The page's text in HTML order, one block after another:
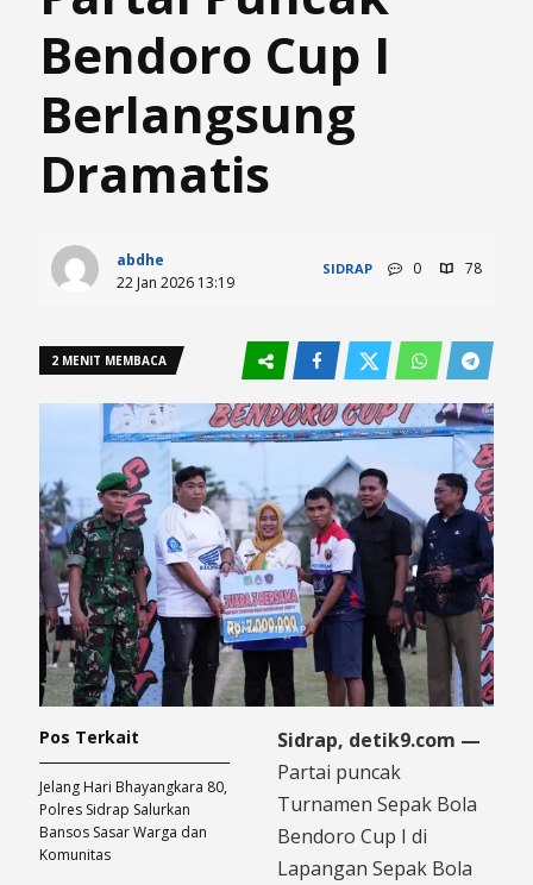
Bendoro Cup I
Berlangsung
Dramatis
abdhe
22 Jan 2026 13:19
SIDRAP 0 78
2 MENIT MEMBACA
Sidrap, detik9.com —
Partai puncak
Turnamen Sepak Bola
Bendoro Cup I di
Lapangan Sepak Bola
Pos Terkait
Jelang Hari Bhayangkara 80,
Polres Sidrap Salurkan
Bansos Sasar Warga dan
Komunitas